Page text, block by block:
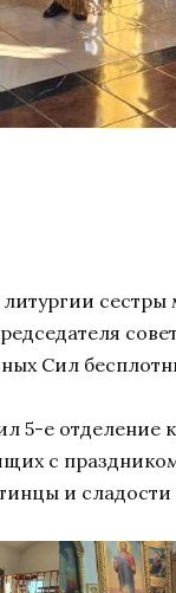
Сил
5-е
с
и сладости